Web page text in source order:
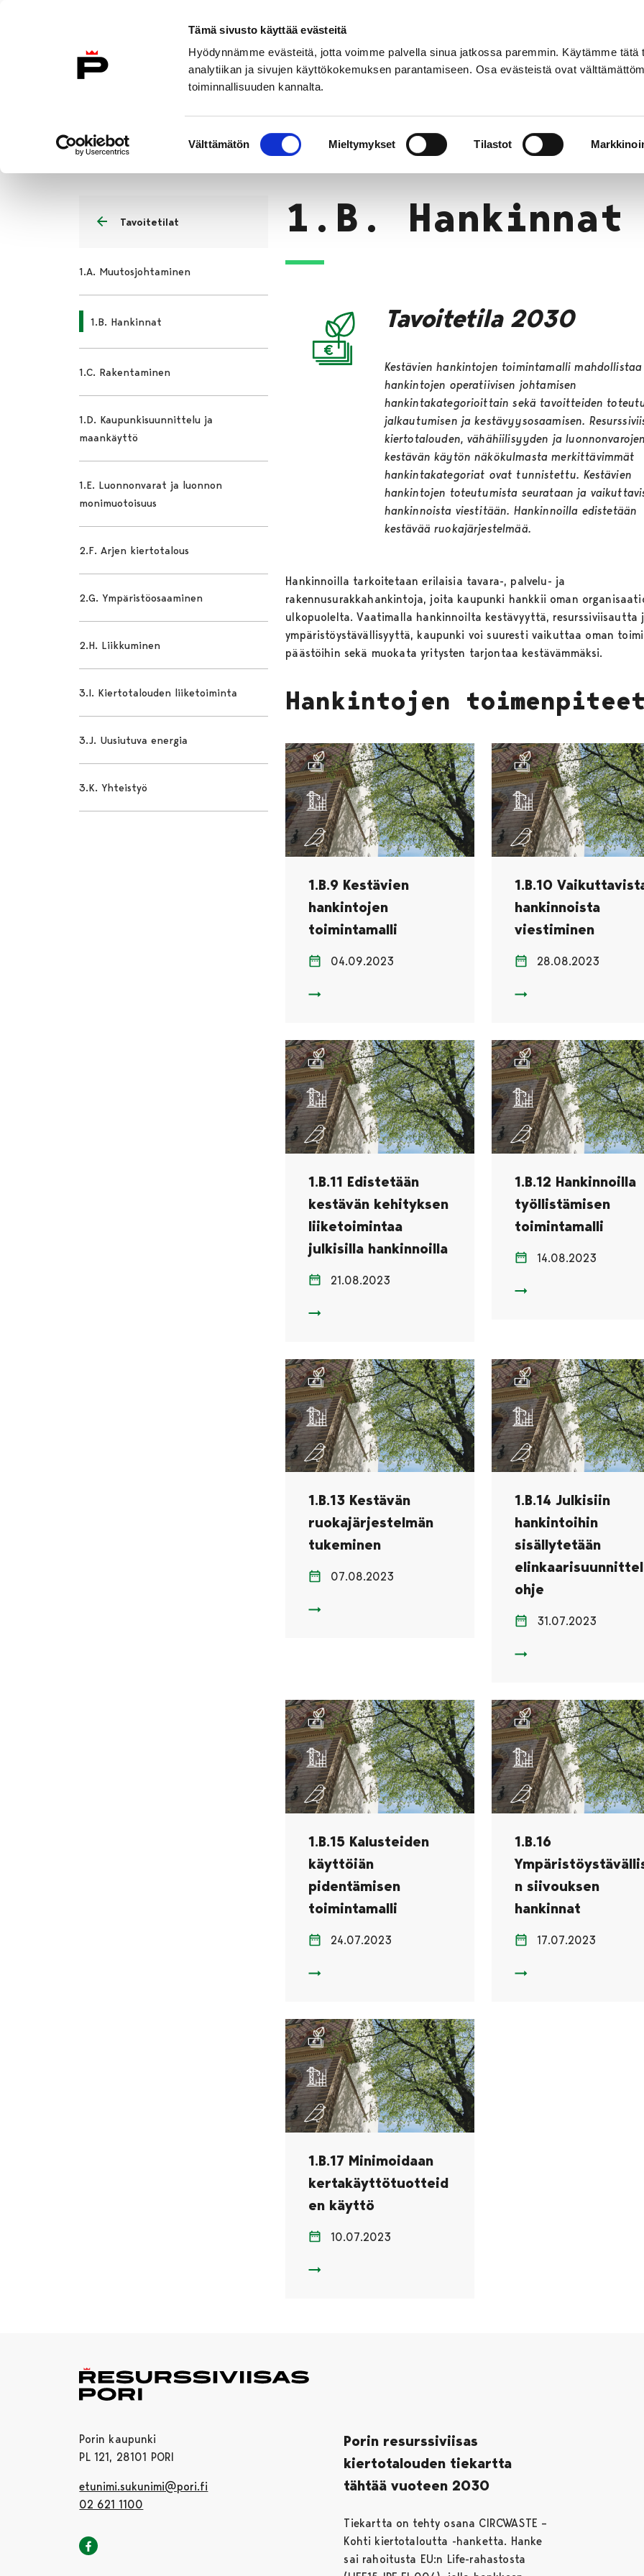
Tämä sivusto käyttää evästeitä
Hyödynnämme evästeitä, jotta voimme palvella sinua jatkossa paremmin. Käytämme tätä
analytiikan ja sivujen käyttökokemuksen parantamiseen. Osa evästeistä ovat
toiminnallisuuden kannalta.
valinta
Välttämätön Mieltymykset Tilastot
Etusivulle
Etusivu
Tavoitetilat 1.B. Hankinnat
Tavoitetilat
1.A. Muutosjohtaminen
1.B. Hankinnat
1.C. Rakentaminen
1.D. Kaupunkisuunnittelu ja
maankäyttö
1.E. Luonnonvarat ja luonnon
monimuotoisuus
2.F. Arjen kiertotalous
2.G. Ympäristöosaaminen
2.H. Liikkuminen
3.I. Kiertotalouden liiketoiminta
3.J. Uusiutuva energia
3.K. Yhteistyö
1.B. Hankinnat
Tavoitetila 2030
Kestävien hankintojen toimintamalli mahdollistaa
hankintojen operatiivisen johtamisen
hankintakategorioittain sekä tavoitteiden
jalkautumisen ja kestävyysosaamisen.
kiertotalouden, vähähiilisyyden ja
kestävän käytön näkökulmasta merkittävimmät
hankintakategoriat ovat tunnistettu. Kestävien
hankintojen toteutumista seurataan ja
hankinnoista viestitään. Hankinnoilla edistetään
kestävää ruokajärjestelmää.
Hankinnoilla tarkoitetaan erilaisia tavara-, palvelu- ja
rakennusurakkahankintoja, joita kaupunki hankkii oman
ulkopuolelta. Vaatimalla hankinnoilta kestävyyttä, resurssiviisautta
ympäristöystävällisyyttä, kaupunki voi suuresti vaikuttaa oman
päästöihin sekä muokata yritysten tarjontaa kestävämmäksi.
Hankintojen
1.B.9 Kestävien
hankintojen
toimintamalli
04.09.2023
1.B.9 Kestävien hankintojen toimintamalli
1.B.10
hankinnoista
viestiminen
28.08.2023
1.B.10 Vaikuttavista
1.B.11 Edistetään
kestävän kehityksen
liiketoimintaa
julkisilla hankinnoilla
21.08.2023
1.B.11 Edistetään kestävän kehityksen liiketoimintaa julkisilla
1.B.12 Hankinnoilla
työllistämisen
toimintamalli
14.08.2023
1.B.12 Hankinnoilla
1.B.13 Kestävän
ruokajärjestelmän
tukeminen
07.08.2023
1.B.13 Kestävän ruokajärjestelmän tukeminen
1.B.14 Julkisiin
hankintoihin
sisällytetään
ohje
31.07.2023
1.B.14 Julkisiin
1.B.15 Kalusteiden
käyttöiän
pidentämisen
toimintamalli
24.07.2023
1.B.15 Kalusteiden käyttöiän pidentämisen toimintamalli
1.B.16
n siivouksen
hankinnat
17.07.2023
1.B.16
1.B.17 Minimoidaan
kertakäyttötuotteid
en käyttö
10.07.2023
1.B.17 Minimoidaan kertakäyttötuotteiden käyttö
Porin kaupunki
PL 121, 28101 PORI
etunimi.sukunimi@pori.fi
02 621 1100
Porin resurssiviisas
kiertotalouden tiekartta
tähtää vuoteen 2030
Tiekartta on tehty osana CIRCWASTE –
Kohti kiertotaloutta -hanketta. Hanke
sai rahoitusta EU:n Life-rahastosta